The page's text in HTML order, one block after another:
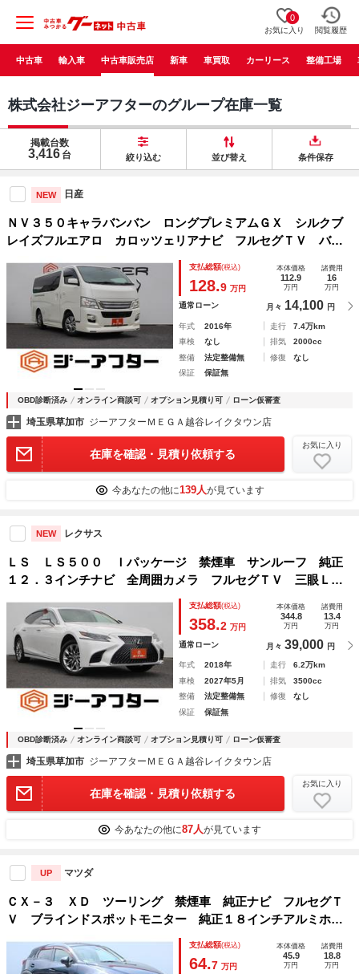
0
お気に入り 閲覧履歴
中古車 輸入車 中古車販売店 新車 車買取 カーリース 整備工場
株式会社ジーアフターのグループ在庫一覧
掲載台数
3,416 台 絞り込む 並び替え 条件保存
NEW 日産
ＮＶ３５０キャラバンバン ロングプレミアムＧＸ シルクブ
レイズフルエアロ カロッツェリアナビ フルセグＴＶ バッ
クカメラ ＥＴＣ オートライト フォグランプ スマートキ
ー プッシュスタート 純正１６インチアルミホイール
支払総額(税込)
128.9 万円
本体価格
112.9
万円
諸費用
16
万円
通常ローン 月々 14,100 円
年式 2016年 走行
7.4万km
車検
なし 排気
2000cc
整備
法定整備無 修復
なし
保証
保証無
OBD診断済み オンライン商談可 オプション見積り可 ローン仮審査
埼玉県草加市 ジーアフターＭＥＧＡ越谷レイクタウン店
在庫を確認・見積り依頼する
お気に入り
今あなたの他に139人が見ています
NEW レクサス
ＬＳ ＬＳ５００ Ｉパッケージ 禁煙車 サンルーフ 純正
１２．３インチナビ 全周囲カメラ フルセグＴＶ 三眼ＬＥ
Ｄヘッドライト 白革シート シートエアコン シートヒータ
ー レーダークルーズコントロール ブラインドスポットモニ
ター
支払総額(税込)
358.2 万円
本体価格
344.8
万円
諸費用
13.4
万円
通常ローン 月々 39,000 円
年式 2018年 走行
6.2万km
車検
2027年5月 排気
3500cc
整備
法定整備無 修復
なし
保証
保証無
OBD診断済み オンライン商談可 オプション見積り可 ローン仮審査
埼玉県草加市 ジーアフターＭＥＧＡ越谷レイクタウン店
在庫を確認・見積り依頼する
お気に入り
今あなたの他に87人が見ています
UP マツダ
ＣＸ－３ ＸＤ ツーリング 禁煙車 純正ナビ フルセグＴ
Ｖ ブラインドスポットモニター 純正１８インチアルミホイ
ール ＥＴＣ クルーズコントロール ＬＥＤヘッドライト
アイドリングストップ スマートキープッシュスタート
支払総額(税込)
64.7 万円
本体価格
45.9
万円
諸費用
18.8
万円